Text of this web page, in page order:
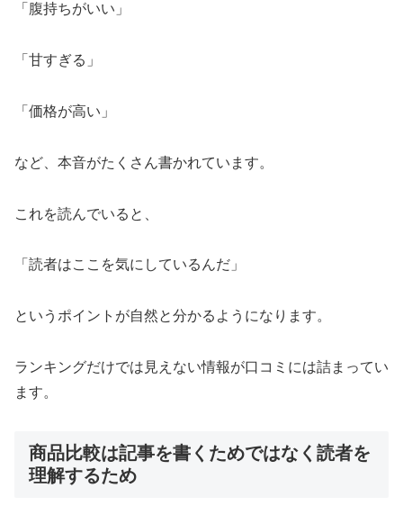
「腹持ちがいい」
「甘すぎる」
「価格が高い」
など、本音がたくさん書かれています。
これを読んでいると、
「読者はここを気にしているんだ」
というポイントが自然と分かるようになります。
ランキングだけでは見えない情報が口コミには詰まってい
ます。
商品比較は記事を書くためではなく読者を
理解するため